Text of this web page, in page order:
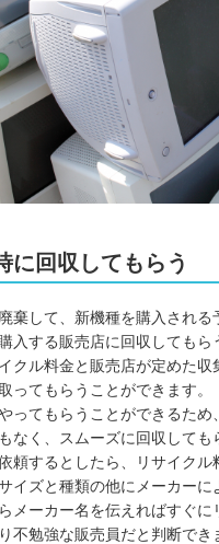
に回収してもらう
棄して、新機種を購入される
入する販売店に回収してもら
クル料金と販売店が定めた
ってもらうことができます。
ってもらうことができるため
なく、スムーズに回収しても
頼するとしたら、リサイク
イズと種類の他にメーカーに
メーカー名を伝えればすぐ
不勉強な販売員だと判断でき